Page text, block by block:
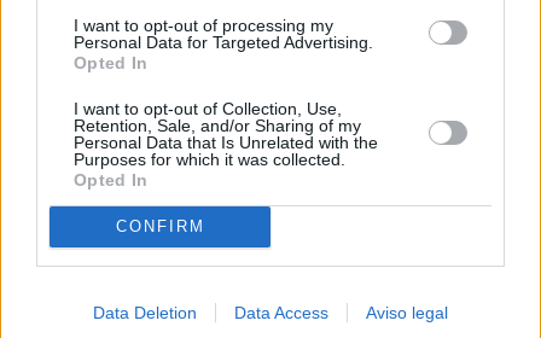
I want to opt-out of processing my
Personal Data for Targeted Advertising.
Opted In
I want to opt-out of Collection, Use,
Retention, Sale, and/or Sharing of my
Personal Data that Is Unrelated with the
Purposes for which it was collected.
Opted In
CONFIRM
Data Deletion Data Access Aviso legal